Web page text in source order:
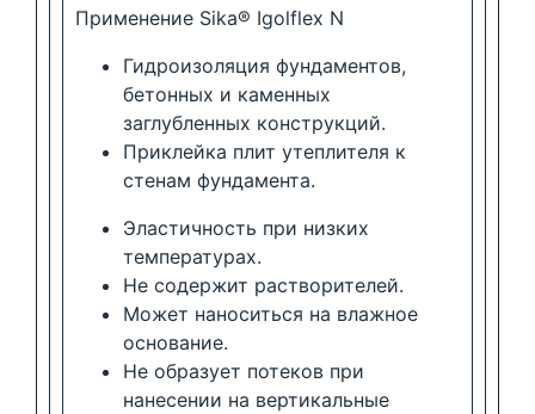
Применение Sika® Igolflex N
Гидроизоляция фундаментов,
бетонных и каменных
заглубленных конструкций.
Приклейка плит утеплителя к
стенам фундамента.
Эластичность при низких
температурах.
Не содержит растворителей.
Может наноситься на влажное
основание.
Не образует потеков при
нанесении на вертикальные